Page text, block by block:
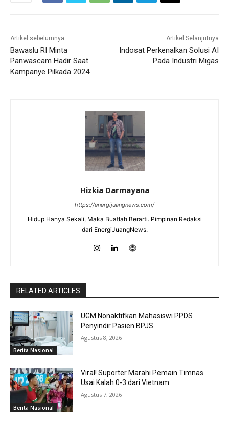
Artikel sebelumnya
Bawaslu RI Minta
Panwascam Hadir Saat
Kampanye Pilkada 2024
Artikel Selanjutnya
Indosat Perkenalkan Solusi AI
Pada Industri Migas
Hizkia Darmayana
https://energijuangnews.com/
Hidup Hanya Sekali, Maka Buatlah Berarti. Pimpinan Redaksi
dari EnergiJuangNews.
RELATED ARTICLES
Berita Nasional
UGM Nonaktifkan Mahasiswi PPDS
Penyindir Pasien BPJS
Agustus 8, 2026
Berita Nasional
Viral! Suporter Marahi Pemain Timnas
Usai Kalah 0-3 dari Vietnam
Agustus 7, 2026